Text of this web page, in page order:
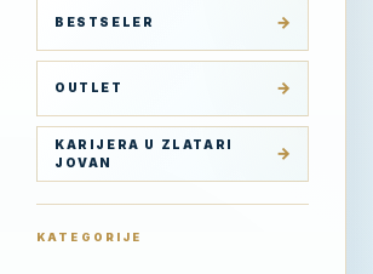
BESTSELER
OUTLET
KARIJERA U ZLATARI
JOVAN
KATEGORIJE